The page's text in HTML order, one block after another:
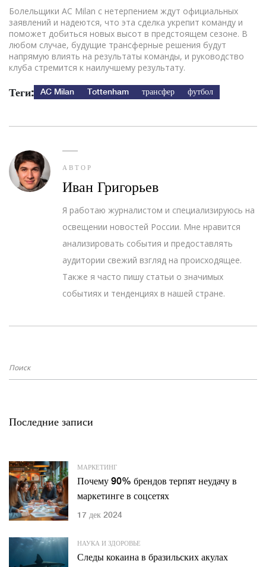
Болельщики AC Milan с нетерпением ждут официальных
заявлений и надеются, что эта сделка укрепит команду и
поможет добиться новых высот в предстоящем сезоне. В
любом случае, будущие трансферные решения будут
напрямую влиять на результаты команды, и руководство
клуба стремится к наилучшему результату.
Теги: AC Milan Tottenham трансфер футбол
АВТОР
Иван Григорьев
Я работаю журналистом и специализируюсь на
освещении новостей России. Мне нравится
анализировать события и предоставлять
аудитории свежий взгляд на происходящее.
Также я часто пишу статьи о значимых
событиях и тенденциях в нашей стране.
Последние записи
МАРКЕТИНГ
Почему 90% брендов терпят неудачу в
маркетинге в соцсетях
17 дек 2024
НАУКА И ЗДОРОВЬЕ
Следы кокаина в бразильских акулах